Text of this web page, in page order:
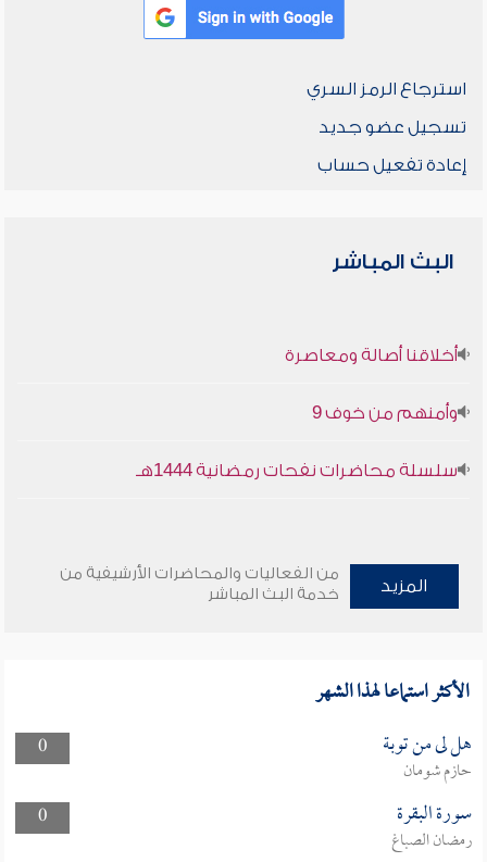
استرجاع الرمز السري
تسجيل عضو جديد
إعادة تفعيل حساب
البث المباشر
أخلاقنا أصالة ومعاصرة
وأمنهم من خوف 9
سلسلة محاضرات نفحات رمضانية 1444هـ
المزيد
من الفعاليات والمحاضرات الأرشيفية من
خدمة البث المباشر
الأكثر استماعا لهذا الشهر
0 هل لى من توبة
حازم شومان
0
سورة البقرة
رمضان الصباغ